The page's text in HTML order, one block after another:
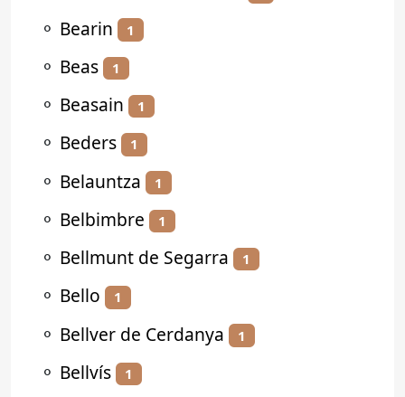
⚬ Bearin 1
⚬ Beas 1
⚬ Beasain 1
⚬ Beders 1
⚬ Belauntza 1
⚬ Belbimbre 1
⚬ Bellmunt de Segarra 1
⚬ Bello 1
⚬ Bellver de Cerdanya 1
⚬ Bellvís 1